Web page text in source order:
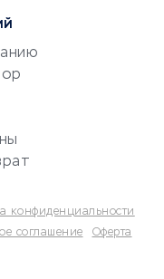
конфиденциальности
соглашение
Оферта